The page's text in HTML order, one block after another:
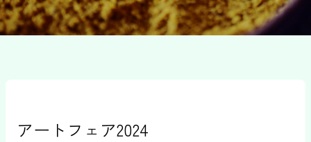
アートフェア2024